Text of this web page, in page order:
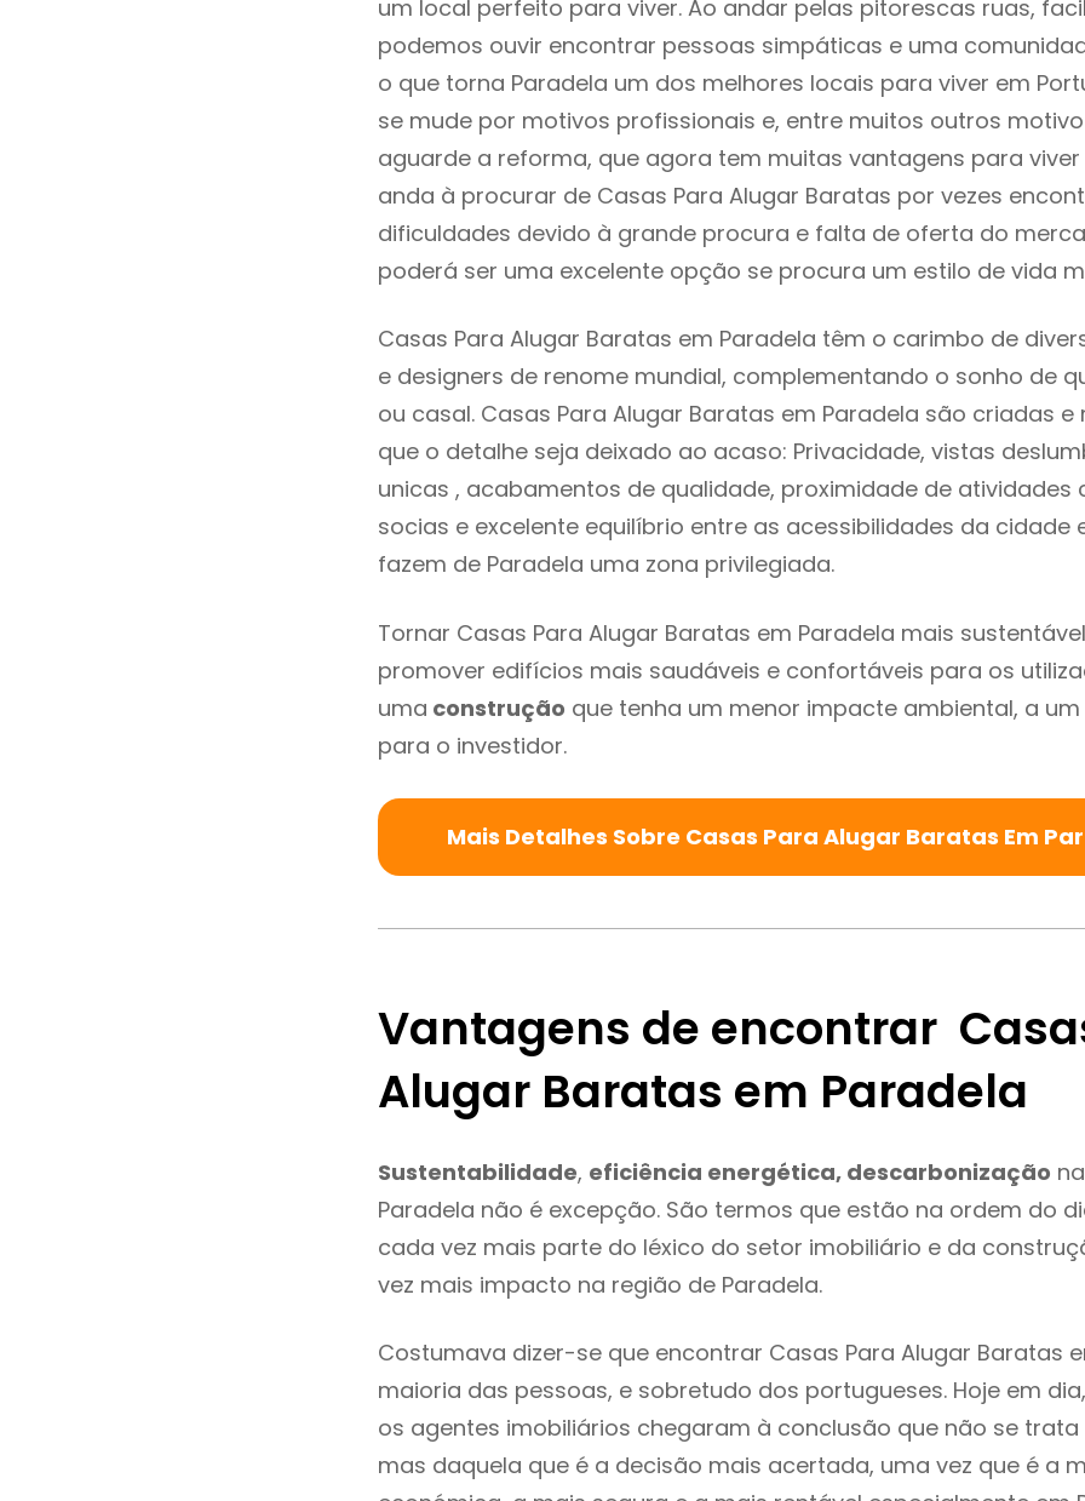
um local perfeito para viver. Ao andar pelas pitorescas ruas,
podemos ouvir encontrar pessoas simpáticas e uma
o que torna Paradela um dos melhores locais para viver em
se mude por motivos profissionais e, entre muitos outros
aguarde a reforma, que agora tem muitas vantagens para viver
anda à procurar de Casas Para Alugar Baratas por vezes
dificuldades devido à grande procura e falta de oferta do
poderá ser uma excelente opção se procura um estilo de vida
Casas Para Alugar Baratas em Paradela têm o carimbo de
e designers de renome mundial, complementando o sonho de
ou casal. Casas Para Alugar Baratas em Paradela são criadas
que o detalhe seja deixado ao acaso: Privacidade, vistas
unicas , acabamentos de qualidade, proximidade de atividades
socias e excelente equilíbrio entre as acessibilidades da cidade
fazem de Paradela uma zona privilegiada.
Tornar Casas Para Alugar Baratas em Paradela mais
promover edifícios mais saudáveis e confortáveis para os
uma construção que tenha um menor impacte ambiental, a
para o investidor.
Mais Detalhes Sobre Casas Para Alugar Baratas Em
Vantagens de encontrar
Alugar Baratas em Paradela
Sustentabilidade, eficiência energética, descarbonização
Paradela não é excepção. São termos que estão na ordem do
cada vez mais parte do léxico do setor imobiliário e da
vez mais impacto na região de Paradela.
Costumava dizer-se que encontrar Casas Para Alugar Baratas
maioria das pessoas, e sobretudo dos portugueses. Hoje em
os agentes imobiliários chegaram à conclusão que não se
mas daquela que é a decisão mais acertada, uma vez que é a